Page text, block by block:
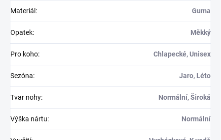
Materiál : Guma
Opatek: Měkký
Pro koho: Chlapecké, Unisex
Sezóna: Jaro, Léto
Tvar nohy: Normální, Široká
Výška nártu: Normální